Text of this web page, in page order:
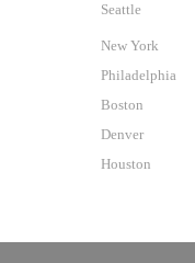
Seattle
New York
Philadelphia
Boston
Denver
Houston